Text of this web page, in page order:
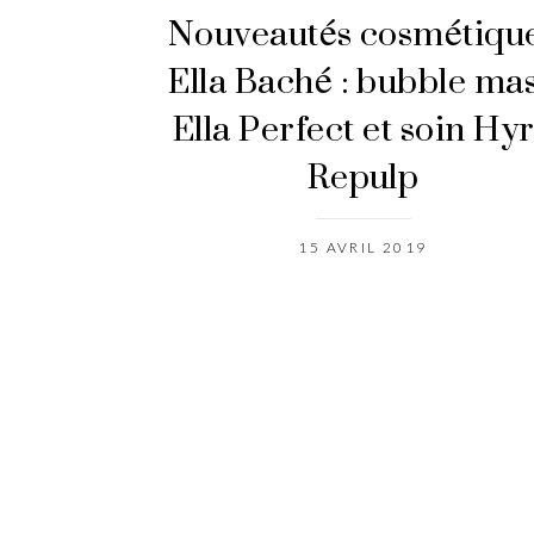
Nouveautés
Ella Baché : bubble
Ella Perfect et soin
Repulp
15 AVRIL 2019